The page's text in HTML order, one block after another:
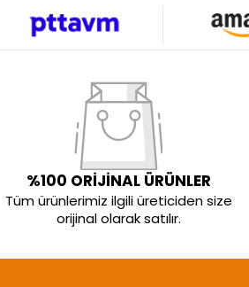
%100 ORİJİNAL ÜRÜNLER
Tüm ürünlerimiz ilgili üreticiden size
orijinal olarak satılır.